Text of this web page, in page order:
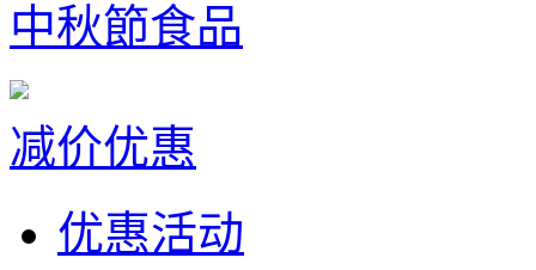
中秋節食品
减价优惠
优惠活动